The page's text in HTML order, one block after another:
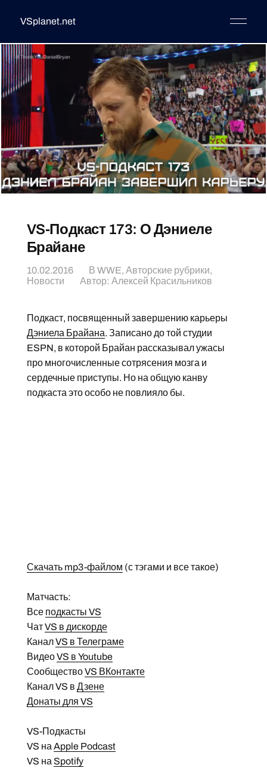
VSplanet.net
VS-Подкаст 173: О Дэниеле
Брайане
10.02.2016 В WWE, Авторские рубрики,
Новости
Автор: Алексей Красильников
Подкаст, посвященный завершению карьеры
Дэниела Брайана. Записано до той студии
ESPN, в которой Брайан рассказывал ужасы
про многочисленные сотрясения мозга и
сердечные приступы. Но на общую канву
подкаста это особо не повлияло бы.
Скачать mp3-файлом (с тэгами и все такое)
Матчасть:
Все подкасты VS
ЧатVS в дискорде
КаналVS в Телеграме
ВидеоVS в Youtube
СообществоVS ВКонтакте
Канал VS в Дзене
Донаты для VS
VS-Подкасты
VS на Apple Podcast
VS на Spotify